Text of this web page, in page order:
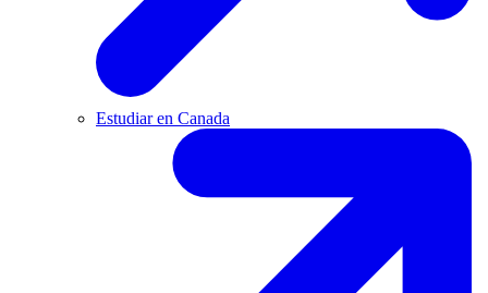
Estudiar en Canada